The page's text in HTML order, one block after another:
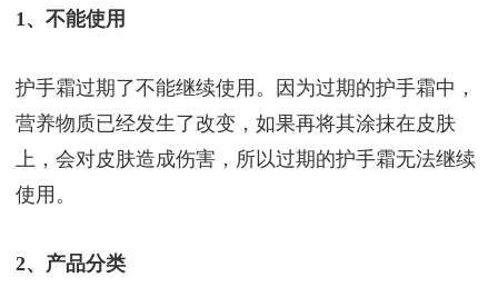
1、不能使用
护手霜过期了不能继续使用。因为过期的护手霜中，
营养物质已经发生了改变，如果再将其涂抹在皮肤
上，会对皮肤造成伤害，所以过期的护手霜无法继续
使用。
2、产品分类